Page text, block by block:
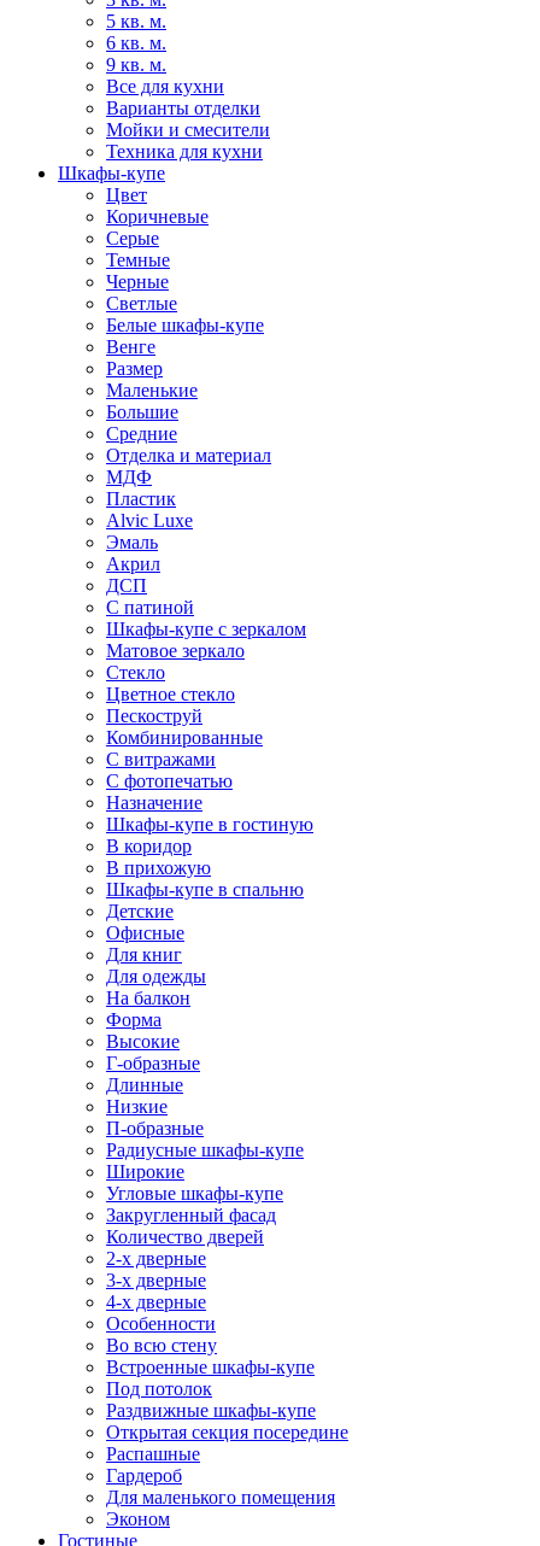
5 кв. м.
6 кв. м.
9 кв. м.
Все для кухни
Варианты отделки
Мойки и смесители
Техника для кухни
Шкафы-купе
Цвет
Коричневые
Серые
Темные
Черные
Светлые
Белые шкафы-купе
Венге
Размер
Маленькие
Большие
Средние
Отделка и материал
МДФ
Пластик
Alvic Luxe
Эмаль
Акрил
ДСП
С патиной
Шкафы-купе с зеркалом
Матовое зеркало
Стекло
Цветное стекло
Пескоструй
Комбинированные
С витражами
С фотопечатью
Назначение
Шкафы-купе в гостиную
В коридор
В прихожую
Шкафы-купе в спальню
Детские
Офисные
Для книг
Для одежды
На балкон
Форма
Высокие
Г-образные
Длинные
Низкие
П-образные
Радиусные шкафы-купе
Широкие
Угловые шкафы-купе
Закругленный фасад
Количество дверей
2-х дверные
3-х дверные
4-х дверные
Особенности
Во всю стену
Встроенные шкафы-купе
Под потолок
Раздвижные шкафы-купе
Открытая секция посередине
Распашные
Гардероб
Для маленького помещения
Эконом
Гостиные